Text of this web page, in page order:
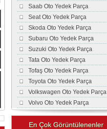
Saab Oto Yedek Parça
Seat Oto Yedek Parça
Skoda Oto Yedek Parça
Subaru Oto Yedek Parça
Suzuki Oto Yedek Parça
Tata Oto Yedek Parça
Tofaş Oto Yedek Parça
Toyota Oto Yedek Parça
Volkswagen Oto Yedek Parça
Volvo Oto Yedek Parça
En Çok Görüntülenenler